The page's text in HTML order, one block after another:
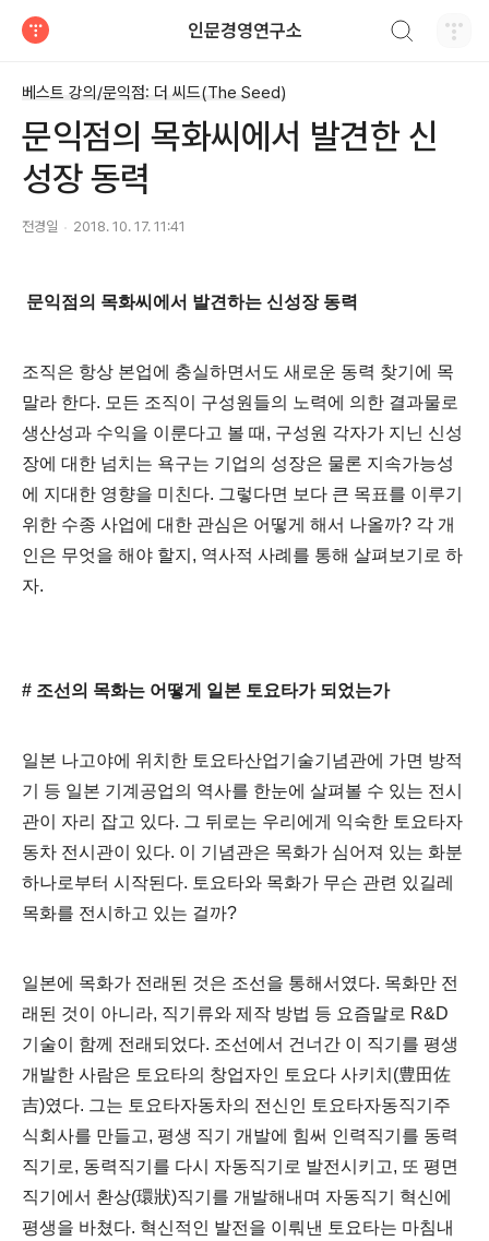
인문경영연구소
베스트 강의/문익점: 더 씨드(The Seed)
문익점의 목화씨에서 발견한 신
성장 동력
전경일 2018. 10. 17. 11:41
문익점의 목화씨에서 발견하는 신성장 동력
조직은 항상 본업에 충실하면서도 새로운 동력 찾기에 목
말라 한다. 모든 조직이 구성원들의 노력에 의한 결과물로
생산성과 수익을 이룬다고 볼 때 , 구성원 각자가 지닌 신성
장에 대한 넘치는 욕구는 기업의 성장은 물론 지속가능성
에 지대한 영향을 미친다. 그렇다면 보다 큰 목표를 이루기
위한 수종 사업에 대한 관심은 어떻게 해서 나올까? 각 개
인은 무엇을 해야 할지 , 역사적 사례를 통해 살펴보기로 하
자.
# 조선의 목화는 어떻게 일본 토요타가 되었는가
일본 나고야에 위치한 토요타산업기술기념관에 가면 방적
기 등 일본 기계공업의 역사를 한눈에 살펴볼 수 있는 전시
관이 자리 잡고 있다. 그 뒤로는 우리에게 익숙한 토요타자
동차 전시관이 있다. 이 기념관은 목화가 심어져 있는 화분
하나로부터 시작된다. 토요타와 목화가 무슨 관련 있길레
목화를 전시하고 있는 걸까?
일본에 목화가 전래된 것은 조선을 통해서였다. 목화만 전
래된 것이 아니라, 직기류와 제작 방법 등 요즘말로 R&D
기술이
함께 전래되었다. 조선에서 건너간 이 직기를 평생
개발한 사람은 토요타의 창업자인 토요다 사키치 (豊田佐
吉)였다. 그는 토요타자동차의 전신인 토요타자동직기주
식회사를 만들고, 평생 직기 개발에 힘써 인력직기를 동력
직기로, 동력직기를 다시 자동직기로 발전시키고, 또 평면
직기에서 환상(環狀)직기를 개발해내며 자동직기 혁신에
평생을 바쳤다. 혁신적인 발전을 이뤄낸 토요타는 마침내